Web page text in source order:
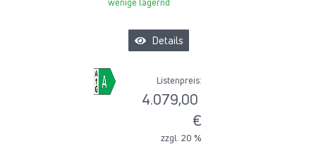
wenige lagernd
Details
Listenpreis:
4.079,00
€
zzgl. 20 %